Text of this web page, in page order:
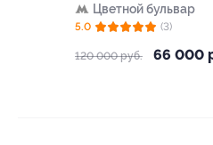
Цветной бульвар
120 000 руб. 66 000
5.0 (3)